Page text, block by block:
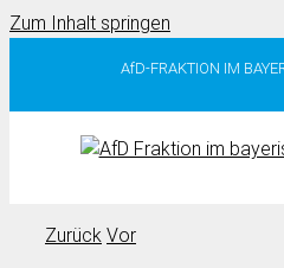
Zum Inhalt springen
AfD-FRAKTION IM
Zurück Vor